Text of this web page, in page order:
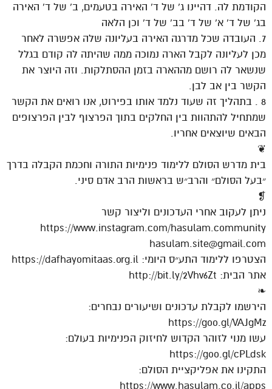
הקודמת לה. דהיינו ג’ של ד’ האירה בטעמים, ב’ של ד’ האירה
בג’ של ד’ א’ של ד’ בב’ של ד’ וכן הלאה
7. העובדה שכל מדרגה האירה בעליונה שלה אפשרה לאחר
מכן לעליונה לקבל הארה נמוכה ממה שהיתה לה קודם בגלל
שנשאר לה רושם מההארה בזמן ההסתלקות. וזה היוצר את
הקשר בין אב לבן.
8 . בתהליך זה שעוד נלמד אותו בפירוט, אנו רואים את הקשר
שמתחיל להתהוות בין החלקים בתוך הפרצוף לבין הפרצופים
הבאים שיוצאים אחריו.
❦
בית מדרש הסולם ללימוד פנימיות התורה וחכמת הקבלה בדרך
״בעל הסולם״ והרב״ש בראשות הרב אדם סיני.
❡
ניתן לעקוב אחרי העדכונים וליצור קשר
https://www.instagram.com/hasulam.community
hasulam.site@gmail.com
הצטרפו ללימוד התע״ס היומי: https://dafhayomitaas.org.il
אתר הבית: http://bit.ly/2Vhv6Zt
❧
הירשמו לקבלת עדכונים ושיעורים נבחרים:
https://goo.gl/VAJgMz
עשו מנוי לזוהר הקדוש לחיזוק הפנימיות בעולם:
https://goo.gl/cPLdsk
התקינו את אפליקציית הסולם:
https://www.hasulam.co.il/apps